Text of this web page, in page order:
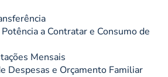
a Contratar e Consumo de
Mensais
Despesas e Orçamento Familiar